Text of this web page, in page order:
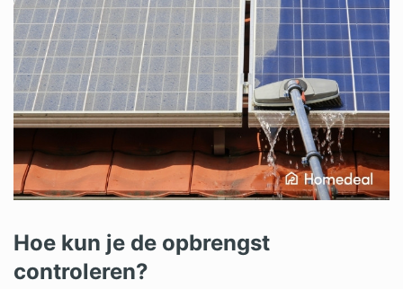
Hoe kun je de opbrengst
controleren?